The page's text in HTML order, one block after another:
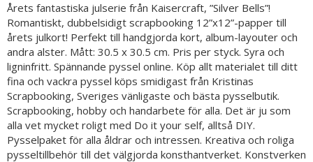
Årets fantastiska julserie från Kaisercraft, ”Silver Bells”!
Romantiskt, dubbelsidigt scrapbooking 12”x12”-papper till
årets julkort! Perfekt till handgjorda kort, album-layouter och
andra alster. Mått: 30.5 x 30.5 cm. Pris per styck. Syra och
ligninfritt. Spännande pyssel online. Köp allt materialet till ditt
fina och vackra pyssel köps smidigast från Kristinas
Scrapbooking, Sveriges vänligaste och bästa pysselbutik.
Scrapbooking, hobby och handarbete för alla. Det är ju som
alla vet mycket roligt med Do it your self, alltså DIY.
Pysselpaket för alla åldrar och intressen. Kreativa och roliga
pysseltillbehör till det välgjorda konsthantverket. Konstverken